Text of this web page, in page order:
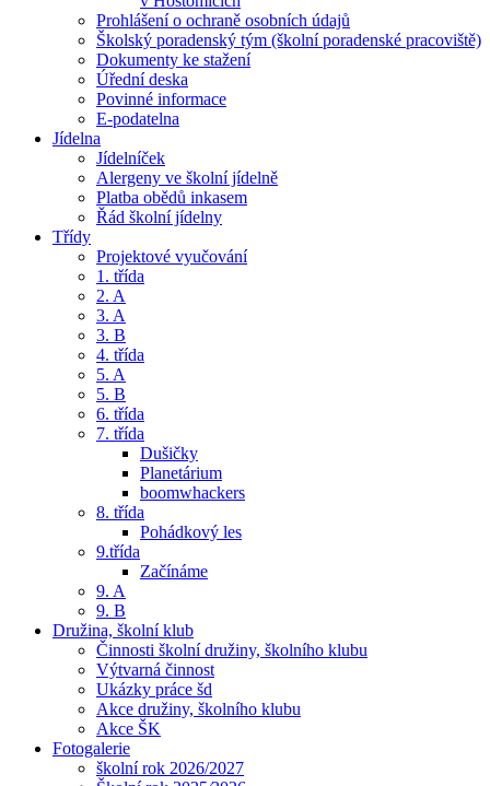
Prohlášení o ochraně osobních údajů
Školský poradenský tým (školní poradenské pracoviště)
Dokumenty ke stažení
Úřední deska
Povinné informace
E-podatelna
Jídelna
Jídelníček
Alergeny ve školní jídelně
Platba obědů inkasem
Řád školní jídelny
Třídy
Projektové vyučování
1. třída
2. A
3. A
3. B
4. třída
5. A
5. B
6. třída
7. třída
Dušičky
Planetárium
boomwhackers
8. třída
Pohádkový les
9.třída
Začínáme
9. A
9. B
Družina, školní klub
Činnosti školní družiny, školního klubu
Výtvarná činnost
Ukázky práce šd
Akce družiny, školního klubu
Akce ŠK
Fotogalerie
školní rok 2026/2027